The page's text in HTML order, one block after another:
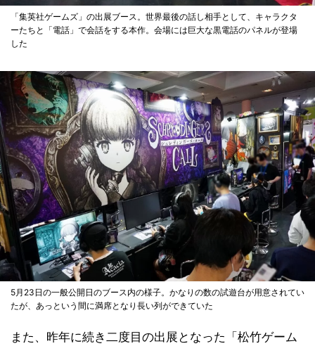
「集英社ゲームズ」の出展ブース。世界最後の話し相手として、キャラクタ
ーたちと「電話」で会話をする本作。会場には巨大な黒電話のパネルが登場
した
5月23日の一般公開日のブース内の様子。かなりの数の試遊台が用意されてい
たが、あっという間に満席となり長い列ができていた
また、昨年に続き二度目の出展となった「松竹ゲーム